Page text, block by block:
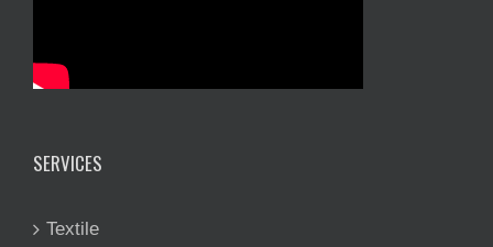
SERVICES
Textile